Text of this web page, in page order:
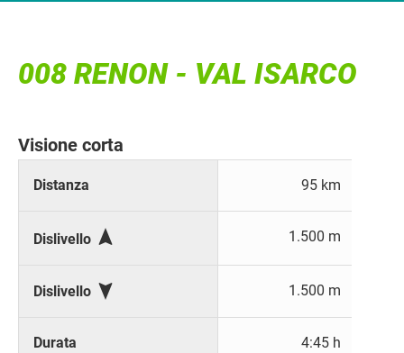
008 RENON - VAL ISARCO
Visione corta
Distanza 95 km
Dislivello  1.500 m
Dislivello  1.500 m
Durata 4:45 h